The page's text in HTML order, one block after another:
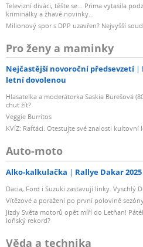
Televizní diváci, těšte se... Prima vytasila
kriminálky a žhavé novinky...
Milionový spor s DPP uzavřen? Nejvyšší
Pro ženy a maminky
Nejčastější novoroční předsevzetí
letní dovolenou
Hlasatelka a moderátorka Saskia Burešová
chuť žít?
Veggie Burritos
KVÍZ: Rafťáci. Otestujte své znalosti kultovní
Auto-moto
Alko-kalkulačka Rallye Dakar 2025
Dacia, Ford i Suzuki zastavují linky. Vyschlý
Vítězové a poražení po první polovině
Jízdy Světa motorů opět míří do Letňan!
loňský rekord?
Věda a technika